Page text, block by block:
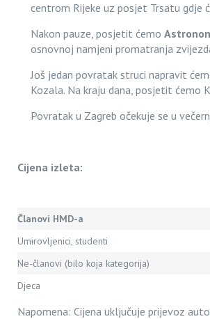
centrom Rijeke uz posjet Trsatu gdje
Nakon pauze, posjetit ćemo
osnovnoj namjeni promatranja
Još jedan povratak struci napravit
Kozala. Na kraju dana, posjetit ćemo
Povratak u Zagreb očekuje se u
Cijena izleta:
Članovi HMD-a
Umirovljenici, studenti
Ne-članovi (bilo koja kategorija)
Djeca
Napomena: Cijena uključuje prijevoz